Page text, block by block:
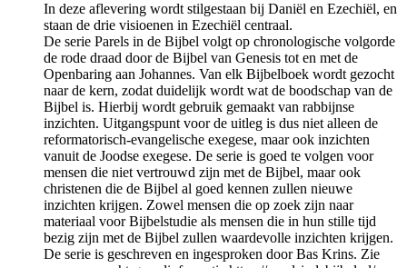
In deze aflevering wordt stilgestaan bij Daniël en Ezechiël, en
staan de drie visioenen in Ezechiël centraal.
De serie Parels in de Bijbel volgt op chronologische volgorde
de rode draad door de Bijbel van Genesis tot en met de
Openbaring aan Johannes. Van elk Bijbelboek wordt gezocht
naar de kern, zodat duidelijk wordt wat de boodschap van de
Bijbel is. Hierbij wordt gebruik gemaakt van rabbijnse
inzichten. Uitgangspunt voor de uitleg is dus niet alleen de
reformatorisch-evangelische exegese, maar ook inzichten
vanuit de Joodse exegese. De serie is goed te volgen voor
mensen die niet vertrouwd zijn met de Bijbel, maar ook
christenen die de Bijbel al goed kennen zullen nieuwe
inzichten krijgen. Zowel mensen die op zoek zijn naar
materiaal voor Bijbelstudie als mensen die in hun stille tijd
bezig zijn met de Bijbel zullen waardevolle inzichten krijgen.
De serie is geschreven en ingesproken door Bas Krins. Zie